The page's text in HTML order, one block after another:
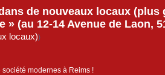
de nouveaux locaux
(au 12-14 Avenue de Laon,
locaux))
modernes à Reims !